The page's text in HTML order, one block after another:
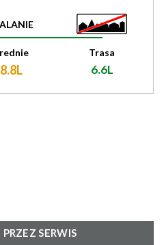
8.8L
Trasa
6.6L
SERWIS